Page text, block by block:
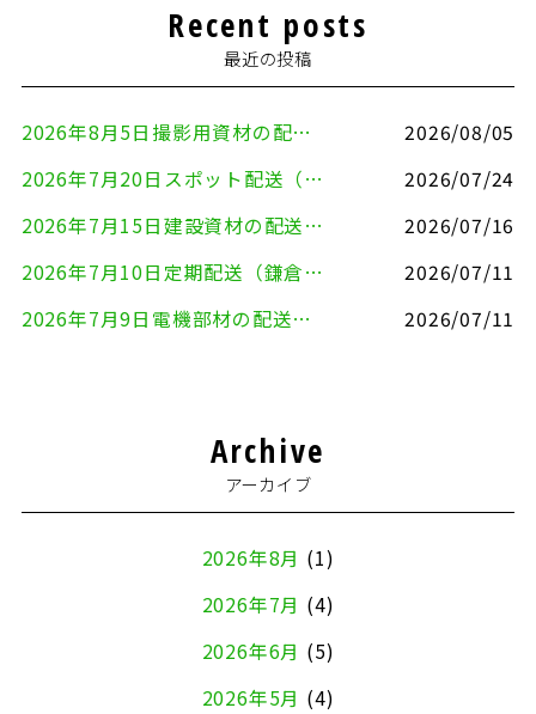
Recent posts
最近の投稿
2026年8月5日撮影用資材の配送（鎌倉市⇒港区）
2026/08/05
2026年7月20日スポット配送（横浜市金沢区⇒愛知県豊川市）
2026/07/24
2026年7月15日建設資材の配送（横浜市金沢区⇒横須賀市）
2026/07/16
2026年7月10日定期配送（鎌倉市⇔大田区）
2026/07/11
2026年7月9日電機部材の配送（横浜市戸塚区⇒品川区）
2026/07/11
Archive
アーカイブ
2026年8月 (1)
2026年7月 (4)
2026年6月 (5)
2026年5月 (4)